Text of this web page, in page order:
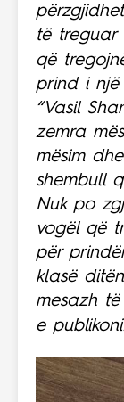
të treguar
që
prind i një
“Vasil
zemra
mësim
shembull
Nuk po
vogël që
për
klasë
mesazh
e